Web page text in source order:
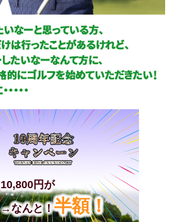
10,800円が
→なんと！半額！